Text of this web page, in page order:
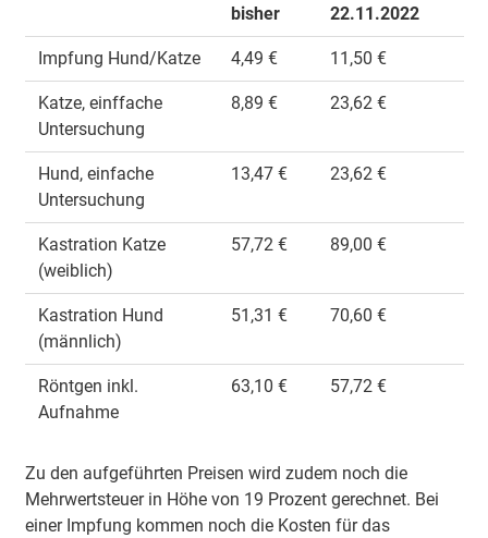
bisher
22.11.2022
Impfung Hund/Katze 4,49 € 11,50 €
Katze, einffache
Untersuchung
8,89 € 23,62 €
Hund, einfache
Untersuchung
13,47 € 23,62 €
Kastration Katze
(weiblich)
57,72 € 89,00 €
Kastration Hund
(männlich)
51,31 € 70,60 €
Röntgen inkl.
Aufnahme
63,10 € 57,72 €
Zu den aufgeführten Preisen wird zudem noch die
Mehrwertsteuer in Höhe von 19 Prozent gerechnet. Bei
einer Impfung kommen noch die Kosten für das